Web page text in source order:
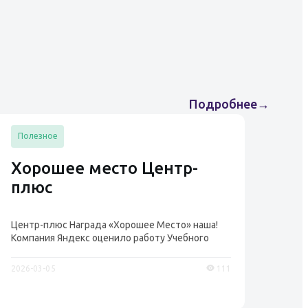
Подробнее→
Полезное
Хорошее место Центр-
плюс
Центр-плюс Награда «Хорошее Место» наша!
Компания Яндекс оценило работу Учебного
2026-03-05